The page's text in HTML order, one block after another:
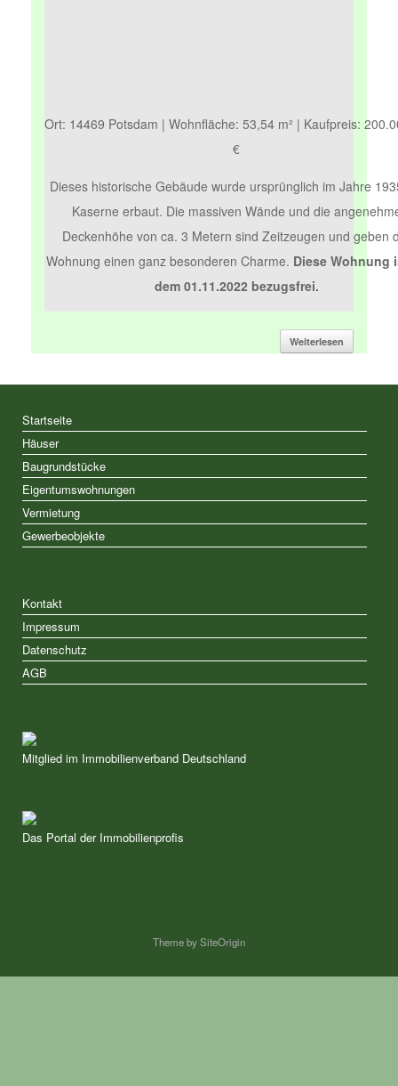
Ort: 14469 Potsdam | Wohnfläche: 53,54 m² | Kaufpreis:
€
Dieses historische Gebäude wurde ursprünglich im Jahre
Kaserne erbaut. Die massiven Wände und die
Deckenhöhe von ca. 3 Metern sind Zeitzeugen und geben
Wohnung einen ganz besonderen Charme. Diese Wohnung
dem 01.11.2022 bezugsfrei.
Weiterlesen
Startseite
Häuser
Baugrundstücke
Eigentumswohnungen
Vermietung
Gewerbeobjekte
Kontakt
Impressum
Datenschutz
AGB
Mitglied im Immobilienverband Deutschland
Das Portal der Immobilienprofis
Theme bySiteOrigin